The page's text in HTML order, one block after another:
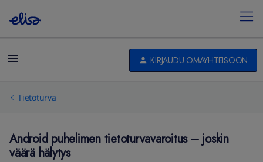
KIRJAUDU OMAYHTEISÖÖN
Tietoturva
Android puhelimen tietoturvavaroitus – joskin
väärä hälytys